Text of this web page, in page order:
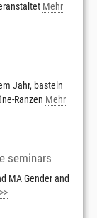
Mehr
Jahr, basteln
Ranzen Mehr
seminars
MA Gender and